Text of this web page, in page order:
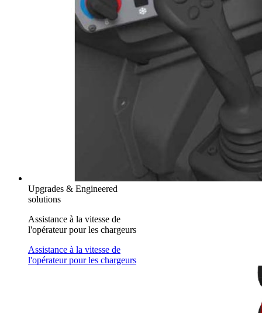
Upgrades & Engineered
solutions
Assistance à la vitesse de
l'opérateur pour les chargeurs
Assistance à la vitesse de
l'opérateur pour les chargeurs